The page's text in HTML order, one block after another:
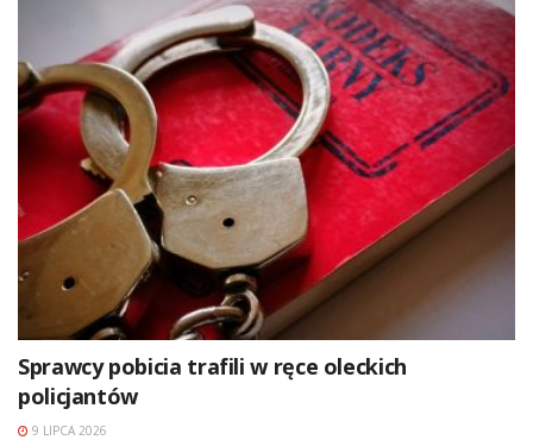
Sprawcy pobicia trafili w ręce oleckich
policjantów
9 LIPCA 2026